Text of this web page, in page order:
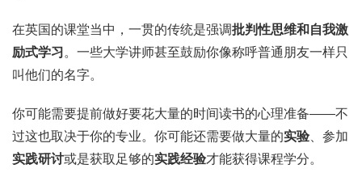
在英国的课堂当中，一贯的传统是强调批判性思维和自我激
励式学习 。一些大学讲师甚至鼓励你像称呼普通朋友一样只
叫他们的名字。
你可能需要提前做好要花大量的时间读书的心理准备——不
过这也取决于你的专业。你可能还需要做大量的实验 、参加
实践研讨或是获取足够的实践经验才能获得课程学分。